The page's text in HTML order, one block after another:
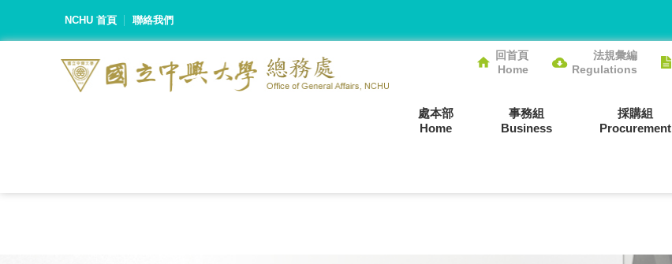
NCHU 首頁 聯絡我們
回首頁
Home
法規彙編
Regulations
處本部
Home
事務組
Business
採購組
Procurement